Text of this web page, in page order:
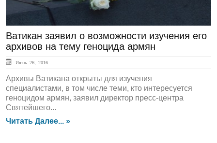
Ватикан заявил о возможности изучения его
архивов на тему геноцида армян
Июнь 26, 2016
Архивы Ватикана открыты для изучения
специалистами, в том числе теми, кто интересуется
геноцидом армян, заявил директор пресс-центра
Святейшего...
Читать Далее... »